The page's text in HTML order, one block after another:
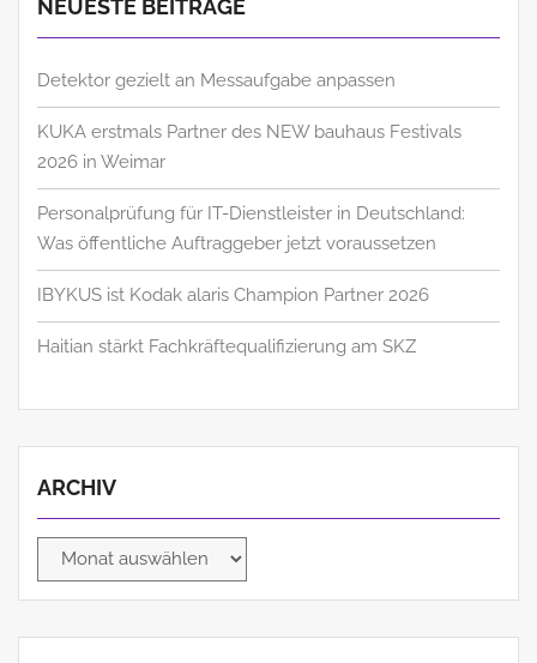
NEUESTE BEITRÄGE
Detektor gezielt an Messaufgabe anpassen
KUKA erstmals Partner des NEW bauhaus Festivals
2026 in Weimar
Personalprüfung für IT-Dienstleister in Deutschland:
Was öffentliche Auftraggeber jetzt voraussetzen
IBYKUS ist Kodak alaris Champion Partner 2026
Haitian stärkt Fachkräftequalifizierung am SKZ
ARCHIV
Archiv